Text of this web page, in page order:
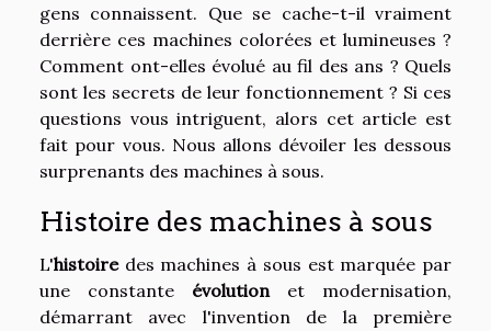
gens connaissent. Que se cache-t-il vraiment
derrière ces machines colorées et lumineuses ?
Comment ont-elles évolué au fil des ans ? Quels
sont les secrets de leur fonctionnement ? Si ces
questions vous intriguent, alors cet article est
fait pour vous. Nous allons dévoiler les dessous
surprenants des machines à sous.
Histoire des machines à sous
L'histoiredes machines à sous est marquée par
une constante évolutionet modernisation,
démarrant avec l'invention de la première